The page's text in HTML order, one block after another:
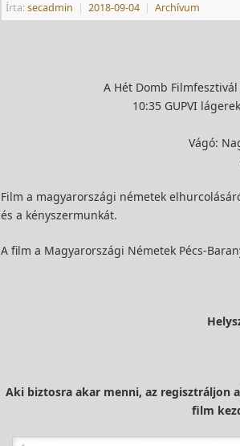
Írta:secadmin | 2018-09-04 | Archívum
A Hét Domb
10:35 GUPVI
Vágó:
Film a magyarországi németek
és a kényszermunkát.
A film a Magyarországi Németek Pécs-
Aki biztosra akar menni, az regisztráljon
film